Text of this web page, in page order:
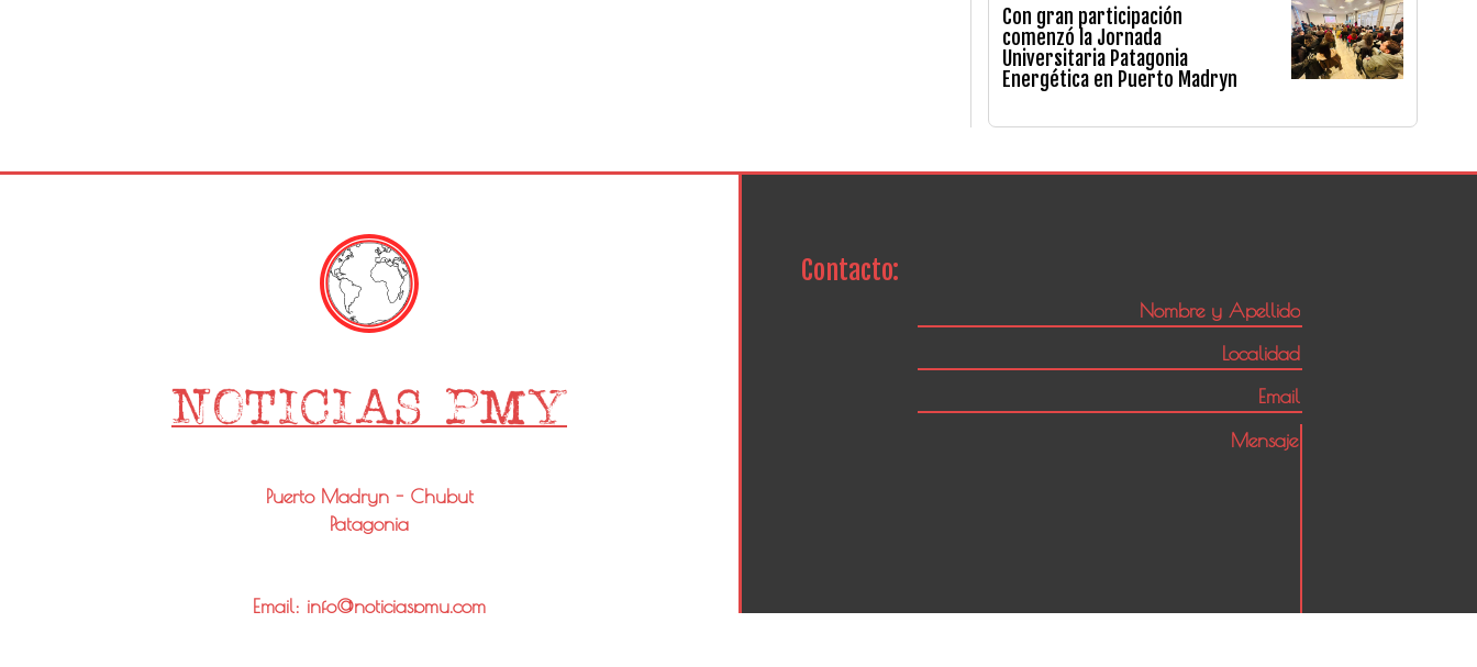
Con gran participación
comenzó la Jornada
Universitaria Patagonia
Energética en Puerto Madryn
Puerto Madryn - Chubut
Patagonia
Email: info@noticiaspmy.com
Contacto: